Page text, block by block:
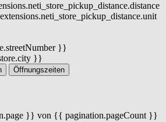
}}
}}
Öffnungszeiten
}} von {{ pagination.pageCount }}